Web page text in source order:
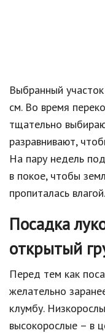
Выбранный
см. Во время
тщательно
разравнивают,
На пару недель
в покое, чтобы
пропиталась влагой.
Посадка
открытый
Перед тем как
желательно
клумбу.
высокорослые – в